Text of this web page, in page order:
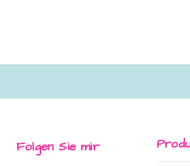
Folgen Sie mir